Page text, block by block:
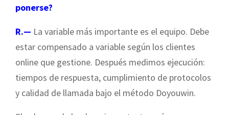
ponerse?
R.— La variable más importante es el equipo. Debe
estar compensado a variable según los clientes
online que gestione. Después medimos ejecución:
tiempos de respuesta, cumplimiento de protocolos
y calidad de llamada bajo el método Doyouwin.